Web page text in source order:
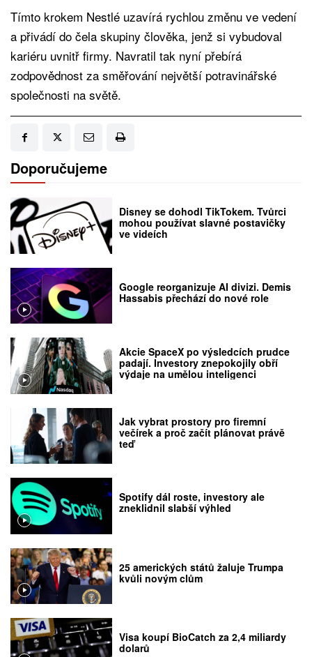
Tímto krokem Nestlé uzavírá rychlou změnu ve vedení
a přivádí do čela skupiny člověka, jenž si vybudoval
kariéru uvnitř firmy. Navratil tak nyní přebírá
zodpovědnost za směřování největší potravinářské
společnosti na světě.
Doporučujeme
Disney se dohodl TikTokem. Tvůrci
mohou používat slavné postavičky
ve videích
Google reorganizuje AI divizi. Demis
Hassabis přechází do nové role
Akcie SpaceX po výsledcích prudce
padají. Investory znepokojily obří
výdaje na umělou inteligenci
Jak vybrat prostory pro firemní
večírek a proč začít plánovat právě
teď
Spotify dál roste, investory ale
zneklidnil slabší výhled
25 amerických států žaluje Trumpa
kvůli novým clům
Visa koupí BioCatch za 2,4 miliardy
dolarů